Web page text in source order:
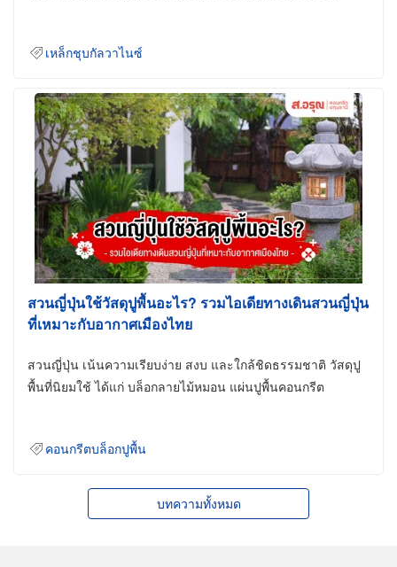
เหล็กชุบกัลวาไนซ์
สวนญี่ปุ่นใช้วัสดุปูพื้นอะไร? รวมไอเดียทางเดินสวนญี่ปุ่น
ที่เหมาะกับอากาศเมืองไทย
สวนญี่ปุ่น เน้นความเรียบง่าย สงบ และใกล้ชิดธรรมชาติ วัสดุปู
พื้นที่นิยมใช้ ได้แก่ บล็อกลายไม้หมอน แผ่นปูพื้นคอนกรีต
คอนกรีตบล็อกปูพื้น
บทความทั้งหมด